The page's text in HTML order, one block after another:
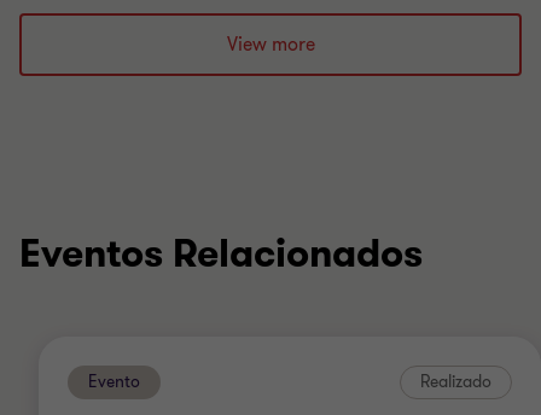
View more
Eventos Relacionados
Evento Realizado